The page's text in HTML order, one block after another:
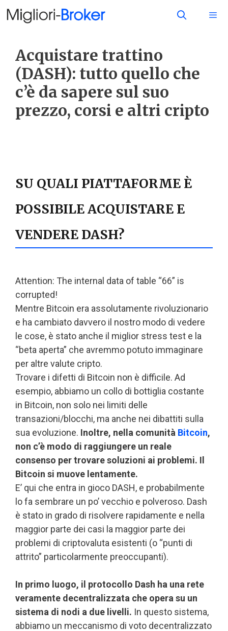
Acquistare trattino
(DASH): tutto quello che
c’è da sapere sul suo
prezzo, corsi e altri cripto
SU QUALI PIATTAFORME È
POSSIBILE ACQUISTARE E
VENDERE DASH?
Attention: The internal data of table “66” is
corrupted!
Mentre Bitcoin era assolutamente rivoluzionario
e ha cambiato davvero il nostro modo di vedere
le cose, è stato anche il miglior stress test e la
“beta aperta” che avremmo potuto immaginare
per altre valute cripto.
Trovare i difetti di Bitcoin non è difficile. Ad
esempio, abbiamo un collo di bottiglia costante
in Bitcoin, non solo nei limiti delle
transazioni/blocchi, ma anche nei dibattiti sulla
sua evoluzione. Inoltre, nella comunità Bitcoin,
non c’è modo di raggiungere un reale
consenso per trovare soluzioni ai problemi. Il
Bitcoin si muove lentamente.
E’ qui che entra in gioco DASH, e probabilmente
lo fa sembrare un po’ vecchio e polveroso. Dash
è stato in grado di risolvere rapidamente e nella
maggior parte dei casi la maggior parte dei
problemi di criptovaluta esistenti (o “punti di
attrito” particolarmente preoccupanti).
In primo luogo, il protocollo Dash ha una rete
veramente decentralizzata che opera su un
sistema di nodi a due livelli. In questo sistema,
abbiamo un meccanismo di voto decentralizzato